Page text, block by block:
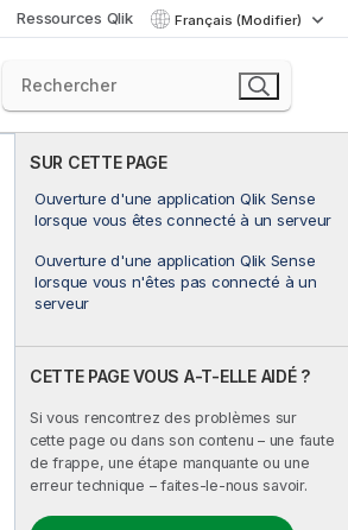
Ressources Qlik Français (Modifier)
SUR CETTE PAGE
Ouverture d'une application Qlik Sense
lorsque vous êtes connecté à un serveur
Ouverture d'une application Qlik Sense
lorsque vous n'êtes pas connecté à un
serveur
CETTE PAGE VOUS A-T-ELLE AIDÉ ?
Si vous rencontrez des problèmes sur
cette page ou dans son contenu – une faute
de frappe, une étape manquante ou une
erreur technique – faites-le-nous savoir.